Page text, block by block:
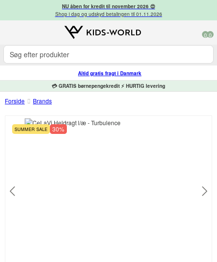
NU åben for kredit til november 2026 😍
Shop i dag og udskyd betalingen til 01.11.2026
0 0
Altid gratis fragt i Danmark
💳 GRATIS børnepengekredit ⚡ HURTIG levering
Forside Brands
SUMMER SALE 30%